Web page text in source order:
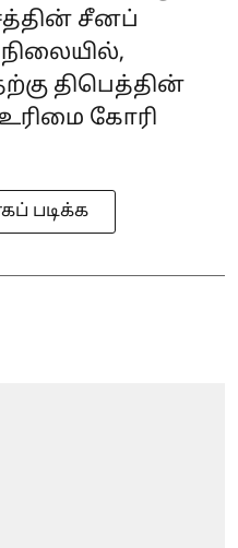
சீனப்
நிலையில்,
திபெத்தின்
கோரி
படிக்க